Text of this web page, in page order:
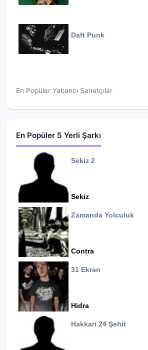
Daft Punk
En Popüler Yabancı Sanatçılar
En Popüler 5 Yerli Şarkı
Sekiz 2
Sekiz
Zamanda Yolculuk
Contra
31 Ekran
Hidra
Hakkari 24 Şehit